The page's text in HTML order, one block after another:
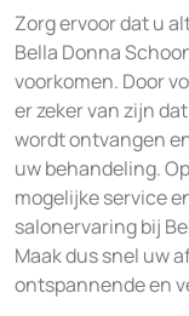
Zorg ervoor dat u
Bella Donna
voorkomen. Door
er zeker van zijn
wordt ontvangen
uw behandeling.
mogelijke service
salonervaring bij
Maak dus snel uw
ontspannende en